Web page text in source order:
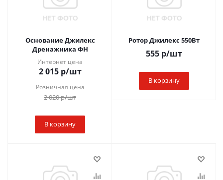
Основание Джилекс
Дренажника ФН
Интернет цена
2 015р/шт
Розничная цена
2 020р/шт
В корзину
Ротор Джилекс 550Вт
555 р/шт
В корзину